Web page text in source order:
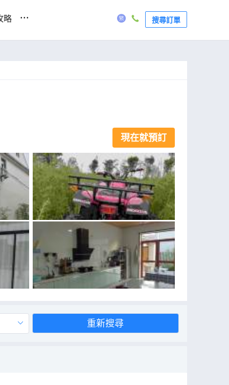
略 ... 搜尋訂單
現在就預訂
重新搜尋